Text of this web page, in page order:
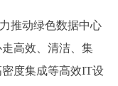
推动绿色数据中心
高效、清洁、集
度集成等高效IT设